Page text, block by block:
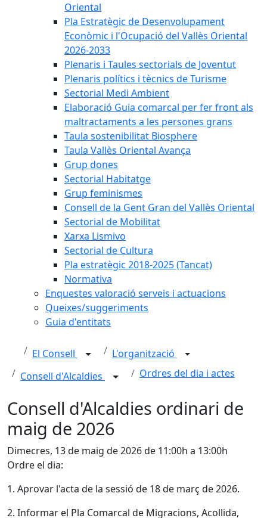
Oriental
Pla Estratègic de Desenvolupament
Econòmic i l'Ocupació del Vallès Oriental
2026-2033
Plenaris i Taules sectorials de Joventut
Plenaris polítics i tècnics de Turisme
Sectorial Medi Ambient
Elaboració Guia comarcal per fer front als
maltractaments a les persones grans
Taula sostenibilitat Biosphere
Taula Vallès Oriental Avança
Grup dones
Sectorial Habitatge
Grup feminismes
Consell de la Gent Gran del Vallès Oriental
Sectorial de Mobilitat
Xarxa Lismivo
Sectorial de Cultura
Pla estratègic 2018-2025 (Tancat)
Normativa
Enquestes valoració serveis i actuacions
Queixes/suggeriments
Guia d'entitats
El Consell
L'organització
Consell d'Alcaldies
Ordres del dia i actes
Consell d'Alcaldies ordinari de
maig de 2026
Dimecres, 13 de maig de 2026 de 11:00h a 13:00h
Ordre el dia:
1. Aprovar l'acta de la sessió de 18 de març de 2026.
2. Informar el Pla Comarcal de Migracions, Acollida,